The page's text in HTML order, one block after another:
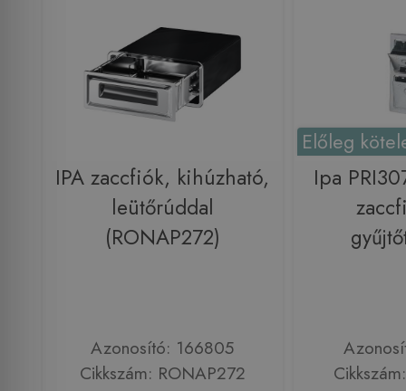
IPA zaccfiók, kihúzható,
leütőrúddal
(RONAP272)
Azonosító: 166805
Cikkszám: RONAP272
Előleg
Ipa